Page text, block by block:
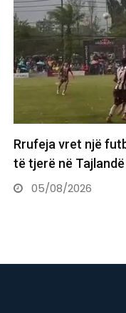
Zhegrova shënon
Chelseas
05/08/2026